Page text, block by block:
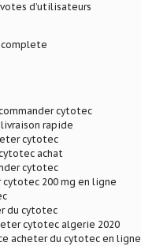
d’utilisateurs
cytotec
rapide
cytotec
achat
cytotec
200 mg en ligne
du cytotec
cytotec algerie 2020
acheter du cytotec en ligne